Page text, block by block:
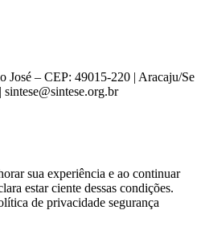
José – CEP: 49015-220 | Aracaju/Se
sua experiência e ao continuar
estar ciente dessas condições.
de privacidade segurança